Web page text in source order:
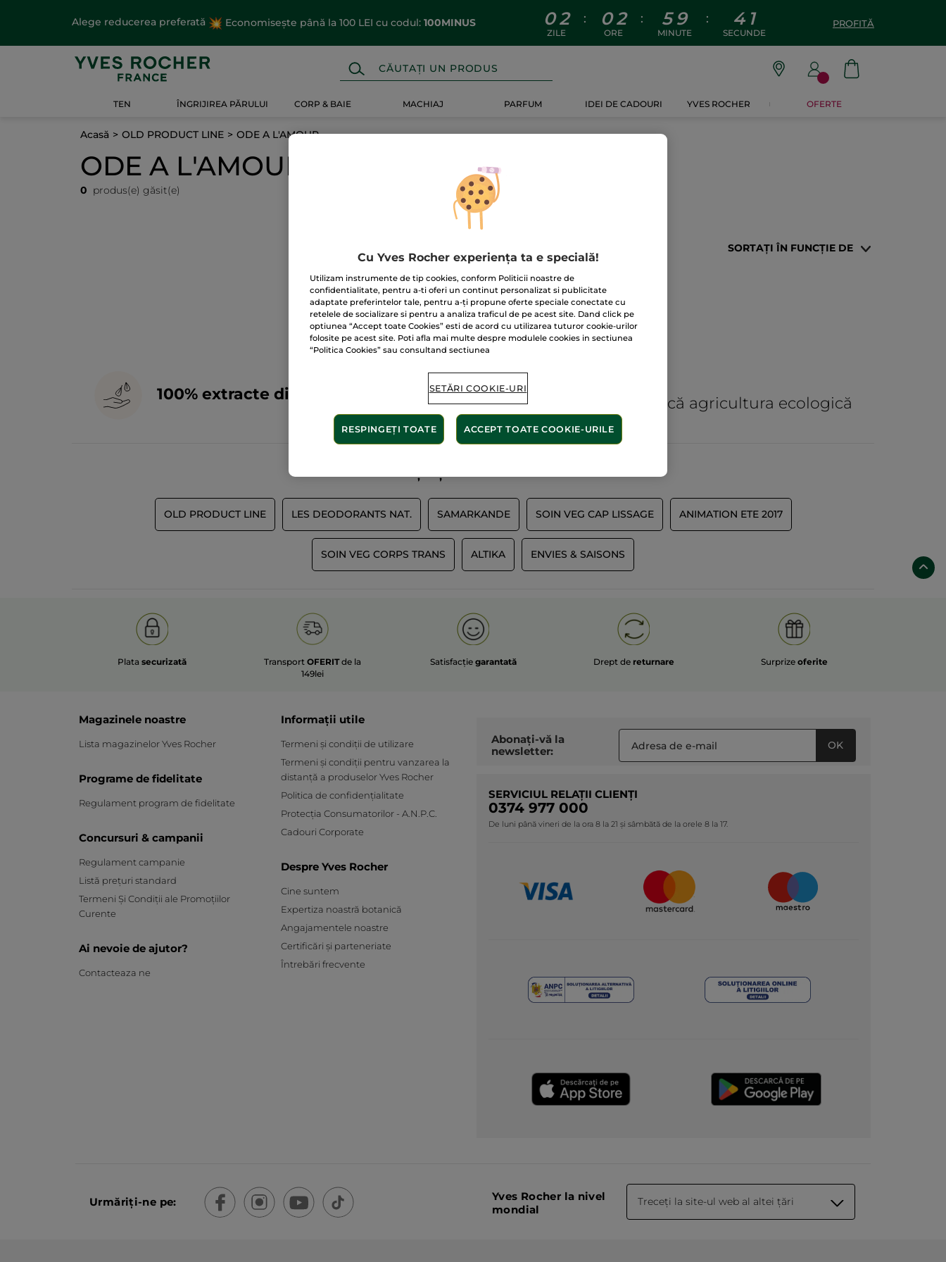
Alege reducerea preferată Economisește până la 100 LEI cu codul: 100MINUS 0 2
ZILE
: 0 2
ORE
: 5 9
MINUTE
: 4 1
SECUNDE
PROFITĂ
TEN ÎNGRIJIREA PĂRULUI CORP & BAIE MACHIAJ PARFUM IDEI DE CADOURI YVES ROCHER OFERTE
Acasă OLD PRODUCT LINE ODE A L'AMOUR
ODE A L'AMOUR
0 produs(e) găsit(e)
SORTAȚI ÎN FUNCȚIE DE
100% extracte din 60 de hectare
terenuri pe care se practică agricultura ecologică
OLD PRODUCT LINE LES DEODORANTS NAT. SAMARKANDE SOIN VEG CAP LISSAGE ANIMATION ETE 2017
SOIN VEG CORPS TRANS ALTIKA ENVIES & SAISONS
Plata securizată Transport OFERITde la
149lei
Satisfacțiegarantată Drept de returnare Surprize oferite
Magazinele noastre
Lista magazinelor Yves Rocher
Programe de fidelitate
Regulament program de fidelitate
Concursuri & campanii
Regulament campanie
Listă prețuri standard
Termeni Și Condiții ale Promoțiilor
Curente
Ai nevoie de ajutor?
Contacteaza ne
Informații utile
Termeni și condiții de utilizare
Termeni și condiții pentru vanzarea la
distanță a produselor Yves Rocher
Politica de confidențialitate
Protecția Consumatorilor - A.N.P.C.
Cadouri Corporate
Despre Yves Rocher
Cine suntem
Expertiza noastră botanică
Angajamentele noastre
Certificări și parteneriate
Întrebări frecvente
Abonați-vă la
newsletter:
OK
SERVICIUL RELAȚII CLIENȚI
0374 977 000
De luni până vineri de la ora 8 la 21 și sâmbătă de la orele 8 la 17.
Urmăriți-ne pe:
Yves Rocher la nivel
mondial
Treceți la site-ul web al altei țări
Cu Yves Rocher experiența ta e specială!
Utilizam instrumente de tip cookies, conform Politicii noastre de
confidentialitate, pentru a-ti oferi un continut personalizat si publicitate
adaptate preferintelor tale, pentru a-ți propune oferte speciale conectate cu
retelele de socializare si pentru a analiza traficul de pe acest site. Dand click pe
optiunea “Accept toate Cookies” esti de acord cu utilizarea tuturor cookie-urilor
folosite pe acest site. Poti afla mai multe despre modulele cookies in sectiunea
“Politica Cookies” sau consultand sectiunea
SETĂRI COOKIE-URI
RESPINGEȚI TOATE ACCEPT TOATE COOKIE-URILE